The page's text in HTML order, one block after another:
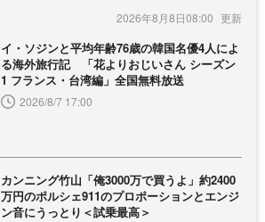
2026年8月8日08:00
イ・ソジンと平均年齢76歳の韓国名優4人によ
る海外旅行記 「花よりおじいさん シーズン
1 フランス・台湾編」全国無料放送
2026/8/7 17:00
カンニング竹山「俺3000万で買うよ」約2400
万円のポルシェ911のプロポーションとエンジ
ン音にうっとり＜試乗最高＞